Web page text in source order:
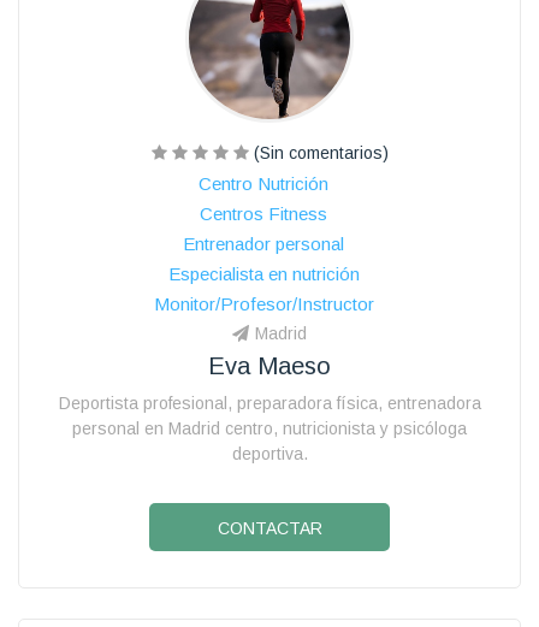
(Sin comentarios)
Centro Nutrición
Centros Fitness
Entrenador personal
Especialista en nutrición
Monitor/Profesor/Instructor
Madrid
Eva Maeso
Deportista profesional, preparadora física, entrenadora
personal en Madrid centro, nutricionista y psicóloga
deportiva.
CONTACTAR